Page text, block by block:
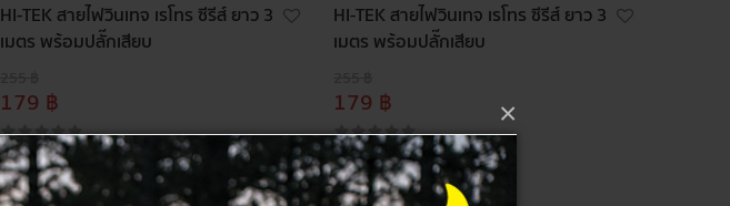
×
HI-TEK สายไฟวินเทจ เรโทร ซีรีส์ ยาว 3
เมตร พร้อมปลั๊กเสียบ
179 ฿
HI-TEK สายไฟวินเทจ เรโทร ซีรีส์ ยาว 3
เมตร พร้อมปลั๊กเสียบ
179 ฿